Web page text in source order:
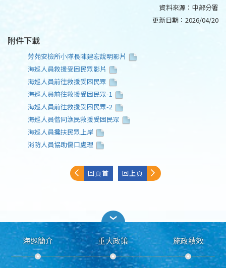
資料來源： 中部分署
更新日期： 2026/04/20
附件下載
芳苑安檢所小隊長陳建宏說明影片
海巡人員救援受困民眾影片
海巡人員前往救援受困民眾
海巡人員前往救援受困民眾-1
海巡人員前往救援受困民眾-2
海巡人員偕同漁民救援受困民眾
海巡人員攙扶民眾上岸
消防人員協助傷口處理
回頁首 回上頁
海巡簡介 重大政策 施政績效